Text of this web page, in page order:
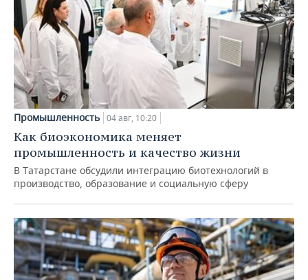
Промышленность 04 авг, 10:20
Как биоэкономика меняет
промышленность и качество жизни
В Татарстане обсудили интеграцию биотехнологий в
производство, образование и социальную сферу